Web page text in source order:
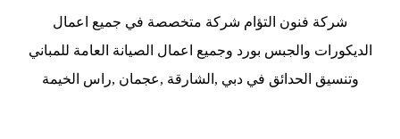
شركة فنون التؤام شركة متخصصة في جميع اعمال
الديكورات والجبس بورد وجميع اعمال الصيانة العامة للمباني
وتنسيق الحدائق في دبي ,الشارقة ,عجمان ,راس الخيمة